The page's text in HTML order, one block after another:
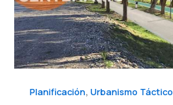
Planificación, Urbanismo Táctico